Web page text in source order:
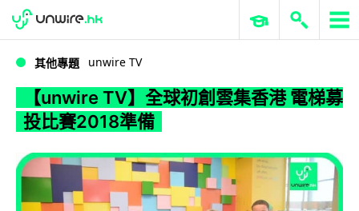
WWDC 2026 ERP 與商業 AI
其他專題 unwire TV
【unwire TV】全球初創雲集香港 電梯募
投比賽2018準備